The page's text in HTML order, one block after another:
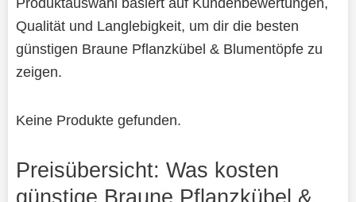
Qualität und Langlebigkeit, um dir die besten
günstigen Braune Pflanzkübel & Blumentöpfe zu
zeigen.
Keine Produkte gefunden.
Preisübersicht: Was kosten
günstige Braune Pflanzkübel &